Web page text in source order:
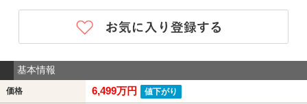
基本情報
価格 6,499万円 値下がり